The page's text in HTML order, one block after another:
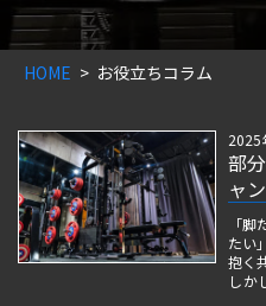
HOME お役立ちコラム
部
ャ
2025
「
たい
抱く
しか